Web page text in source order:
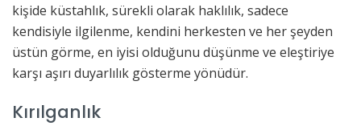
kişide küstahlık, sürekli olarak haklılık, sadece
kendisiyle ilgilenme, kendini herkesten ve her şeyden
üstün görme, en iyisi olduğunu düşünme ve eleştiriye
karşı aşırı duyarlılık gösterme yönüdür.
Kırılganlık